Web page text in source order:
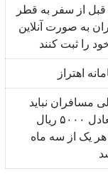
روز قبل از سفر به قطر
به صورت آنلاین
را ثبت کنند
اهتراز
مسافران نباید
کمتر از معادل ۵۰۰۰ ریال
یک از سه ماه